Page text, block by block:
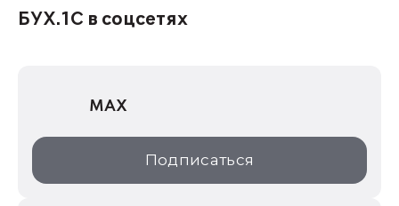
1С:Консалтинг
1С:Дистрибьюция
1С:Образование
ИТС.1C.ru
БУХ.1С в соцсетях
MAX
Подписаться